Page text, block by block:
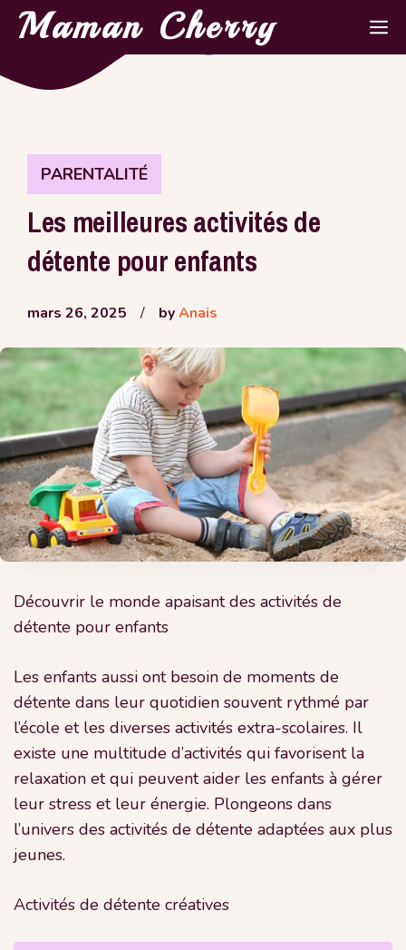
AllerMaman Cherry
PARENTALITÉ
Les meilleures activités de
détente pour enfants
mars 26, 2025 / byAnais
Découvrir le monde apaisant des activités de
détente pour enfants
Les enfants aussi ont besoin de moments de
détente dans leur quotidien souvent rythmé par
l’école et les diverses activités extra-scolaires. Il
existe une multitude d’activités qui favorisent la
relaxation et qui peuvent aider les enfants à gérer
leur stress et leur énergie. Plongeons dans
l’univers des activités de détente adaptées aux plus
jeunes.
Activités de détente créatives